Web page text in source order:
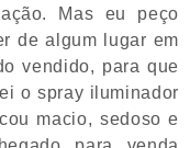
Mas eu peço
de algum lugar em
vendido, para que
o spray iluminador
macio, sedoso e